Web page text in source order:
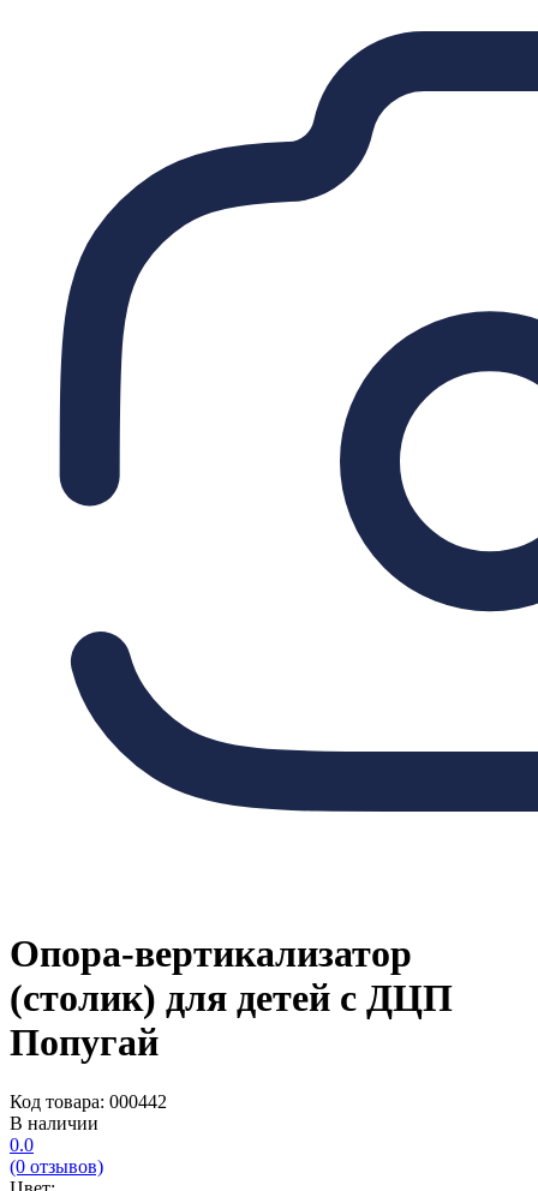
Опора-вертикализатор
(столик) для детей с ДЦП
Попугай
Код товара: 000442
В наличии
0.0
(0 отзывов)